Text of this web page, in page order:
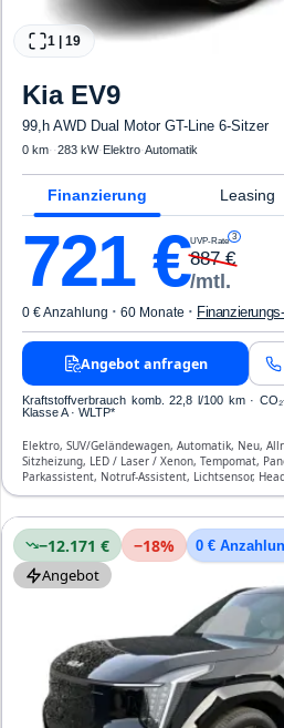
1 19
Kia EV9
99,h AWD Dual Motor GT-Line 6-Sitzer
0 km· ·283 kW· Elektro·Automatik
Finanzierung Leasing
721€UVP-Rate 3
887€
/mtl.
0 € Anzahlung · 60 Monate ·
Angebot anfragen
Kraftstoffverbrauch komb. 22,8 l/100 km ·
Klasse A · WLTP*
Elektro, SUV/Geländewagen, Automatik, Neu,
Sitzheizung, LED / Laser / Xenon, Tempomat,
Parkassistent, Notruf-Assistent, Lichtsensor,
Verkehrszeichen-Erkennung, ESP, ABS,
−12.171 € −18% 0 €
Angebot